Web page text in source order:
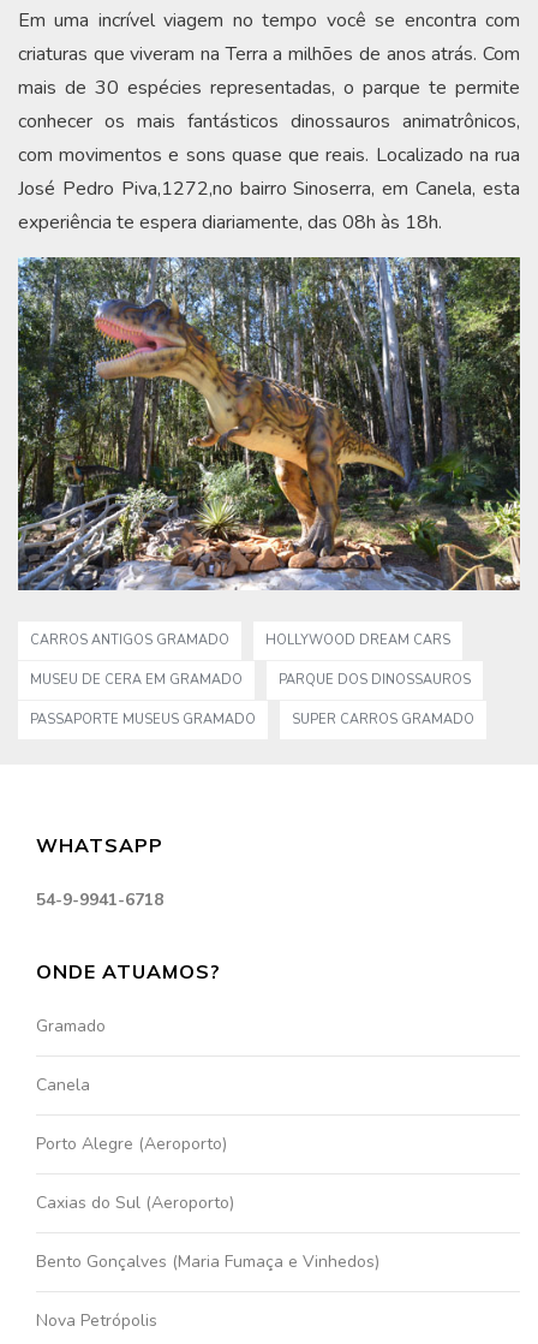
Em uma incrível viagem no tempo você se encontra com
criaturas que viveram na Terra a milhões de anos atrás. Com
mais de 30 espécies representadas, o parque te permite
conhecer os mais fantásticos dinossauros animatrônicos,
com movimentos e sons quase que reais. Localizado na rua
José Pedro Piva,1272,no bairro Sinoserra, em Canela, esta
experiência te espera diariamente, das 08h às 18h.
CARROS ANTIGOS GRAMADO HOLLYWOOD DREAM CARS
MUSEU DE CERA EM GRAMADO PARQUE DOS DINOSSAUROS
PASSAPORTE MUSEUS GRAMADO SUPER CARROS GRAMADO
WHATSAPP
54-9-9941-6718
ONDE ATUAMOS?
Gramado
Canela
Porto Alegre (Aeroporto)
Caxias do Sul (Aeroporto)
Bento Gonçalves (Maria Fumaça e Vinhedos)
Nova Petrópolis